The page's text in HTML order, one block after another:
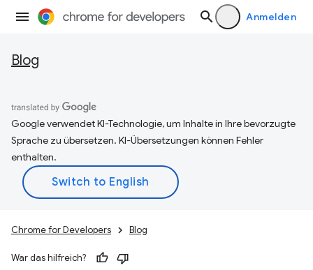
Anmelden
Blog
Google verwendet KI-Technologie, um Inhalte in Ihre bevorzugte
Sprache zu übersetzen. KI-Übersetzungen können Fehler
enthalten.
Chrome for Developers Blog
War das hilfreich?